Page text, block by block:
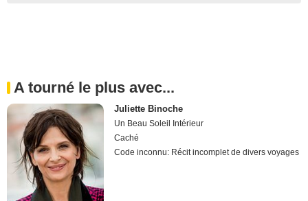
A tourné le plus avec...
Juliette Binoche
Un Beau Soleil Intérieur
Caché
Code inconnu: Récit incomplet de divers voyages